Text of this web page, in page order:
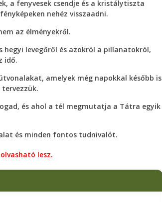
a fenyvesek csendje és a kristálytiszta
nehéz visszaadni.
az élményekről.
levegőről és azokról a pillanatokról,
idő.
amelyek még napokkal később is
és ahol a tél megmutatja a Tátra egyik
és minden fontos tudnivalót.
lesz.